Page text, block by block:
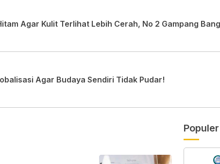
Agar Kulit Terlihat Lebih Cerah, No 2 Gampang
Agar Budaya Sendiri Tidak Pudar!
Populer